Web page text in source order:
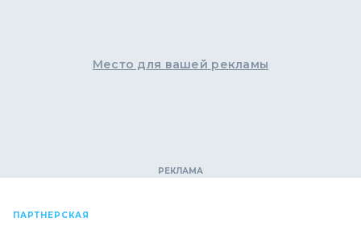
Место для вашей рекламы
ПАРТНЕРСКАЯ